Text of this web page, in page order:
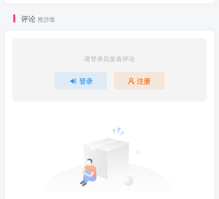
评论 抢沙发
请登录后发表评论
登录 注册